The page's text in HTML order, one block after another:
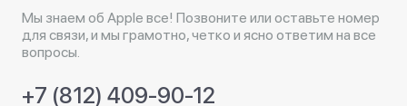
Мы знаем об Apple все! Позвоните или оставьте номер
для связи, и мы грамотно, четко и ясно ответим на все
вопросы.
+7 (812) 409-90-12